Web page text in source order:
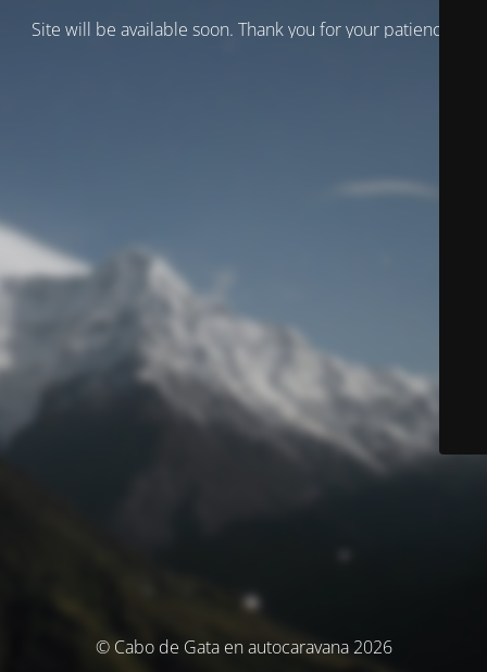
Site will be available soon. Thank you for your patience!
© Cabo de Gata en autocaravana 2026